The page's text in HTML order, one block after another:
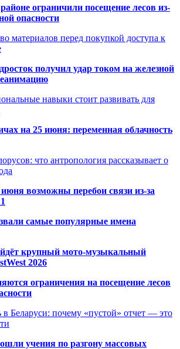
ограничили посещение лесов из-
опасности
материалов перед покупкой доступа к
получил удар током на железной
навыки стоит развивать для
на 25 июня: переменная облачность
что антропология рассказывает о
возможны перебои связи из-за
самые популярные имена
крупный мото-музыкальный
2026
ограничения на посещение лесов
в Беларуси: почему «пустой» отчет — это
учения по разгону массовых